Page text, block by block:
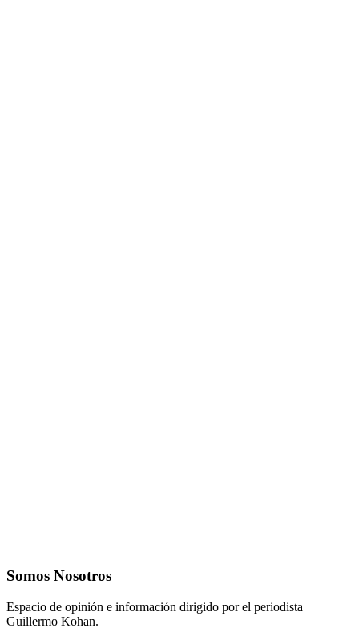
Somos Nosotros
Espacio de opinión e información dirigido por el periodista
Guillermo Kohan.